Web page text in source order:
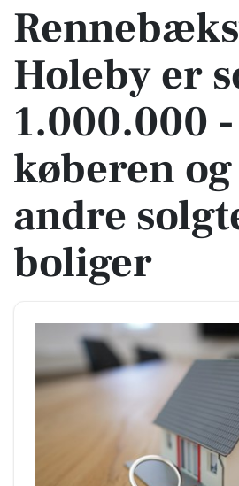
Holeby er
1.000.000
køberen
andre
boliger